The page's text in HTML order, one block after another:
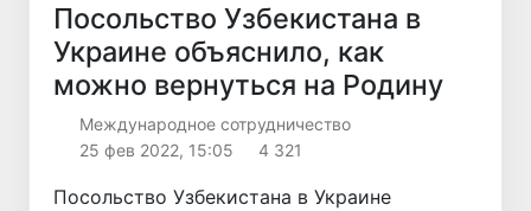
Посольство Узбекистана в
Украине объяснило, как
можно вернуться на Родину
Международное сотрудничество
25 фев 2022, 15:05
4 321
Посольство Узбекистана в Украине